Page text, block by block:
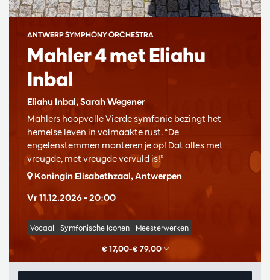
Mahler 4 met Eliahu
Inbal
Eliahu Inbal, Sarah Wegener
ANTWERP SYMPHONY ORCHESTRA
Vr 11.12.2026– 20:00
Mahlers hoopvolle Vierde symfonie bezingt het
hemelse leven in volmaakte rust. “De
engelenstemmen monteren je op! Dat alles met
vreugde, met vreugde vervuld is!”
Koningin Elisabethzaal, Antwerpen
Vocaal Symfonische Iconen Meesterwerken
€ 17,00–€ 79,00